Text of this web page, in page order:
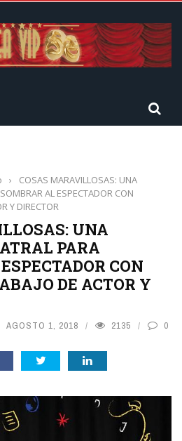
›
COSAS MARAVILLOSAS: UNA
AL ESPECTADOR CON
Y DIRECTOR
UNA
PARA
CON
DE ACTOR Y
AGOSTO 1, 2018 2135 0